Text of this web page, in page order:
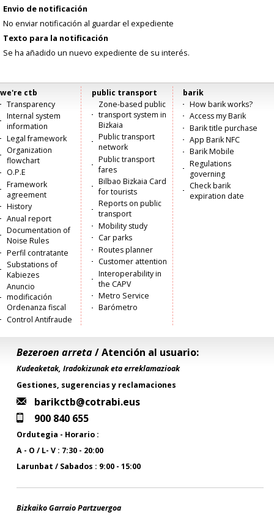
Envio de notificación
No enviar notificación al guardar el expediente
Texto para la notificación
Se ha añadido un nuevo expediente de su interés.
Menú
principal
we're ctb
Transparency
Internal system
information
Legal framework
Organization
flowchart
O.P.E
Framework
agreement
History
Anual report
Documentation of
Noise Rules
Perfil contratante
Substations of
Kabiezes
Anuncio
modificación
Ordenanza fiscal
Control Antifraude
public transport
Zone-based public
transport system in
Bizkaia
Public transport
network
Public transport
fares
Bilbao Bizkaia Card
for tourists
Reports on public
transport
Mobility study
Car parks
Routes planner
Customer attention
Interoperability in
the CAPV
Metro Service
Barómetro
barik
How barik works?
Access my Barik
Barik title purchase
App Barik NFC
Barik Mobile
Regulations
governing
Check barik
expiration date
Bezeroen arreta/ Atención al usuario:
Kudeaketak, Iradokizunak eta erreklamazioak
Gestiones, sugerencias y reclamaciones
barikctb@cotrabi.eus
900 840 655
Ordutegia - Horario :
A - O / L- V : 7:30 - 20:00
Larunbat / Sabados : 9:00 - 15:00
Bizkaiko Garraio Partzuergoa